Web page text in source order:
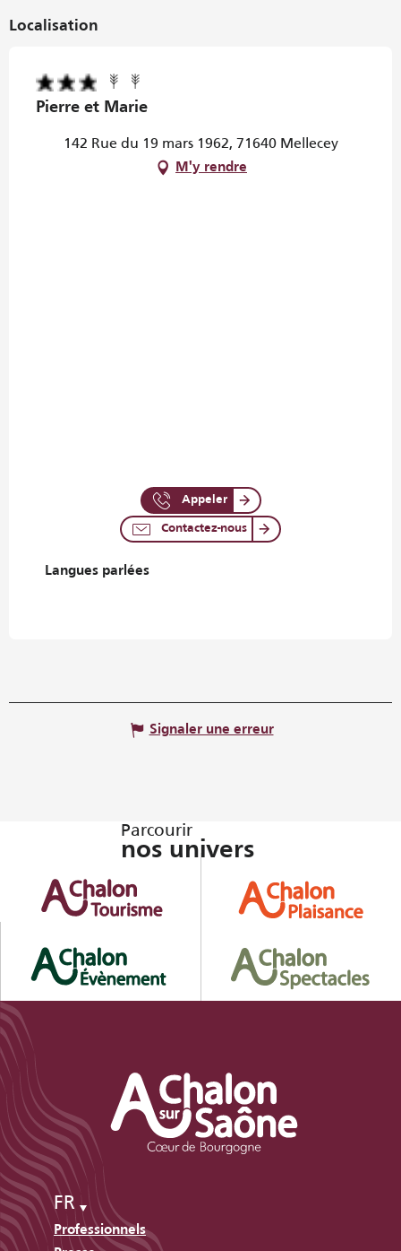
Localisation
Pierre et Marie
142 Rue du 19 mars 1962, 71640 Mellecey
M'y rendre
Appeler
Contactez-nous
Langues parlées
Langues parlées
Signaler une erreur
Parcourir
nos univers
FR
Professionnels